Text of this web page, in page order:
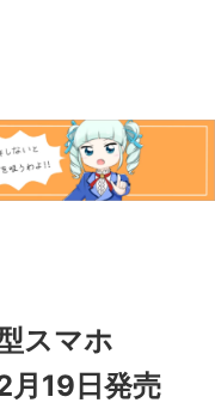
スマホ
19日発売